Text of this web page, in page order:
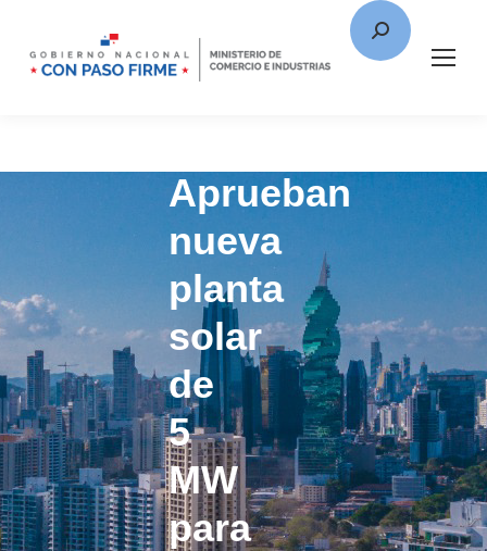
Aprueban
nueva
planta
solar
de
5
MW
para